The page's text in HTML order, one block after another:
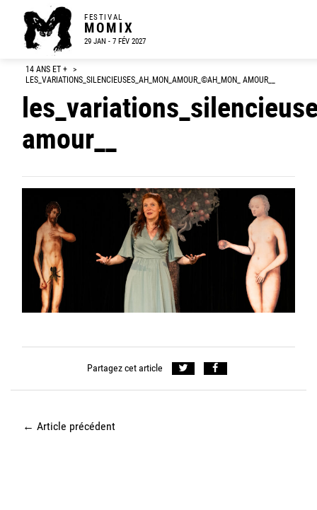
FESTIVAL
MOMIX
29 JAN - 7 FÉV 2027
14 ANS ET + >
LES_VARIATIONS_SILENCIEUSES_AH_MON_AMOUR_©AH_MON_ AMOUR__
amour__
Partagez cet article
← Article précédent